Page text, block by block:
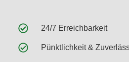
24/7 Erreichbarkeit
Pünktlichkeit &